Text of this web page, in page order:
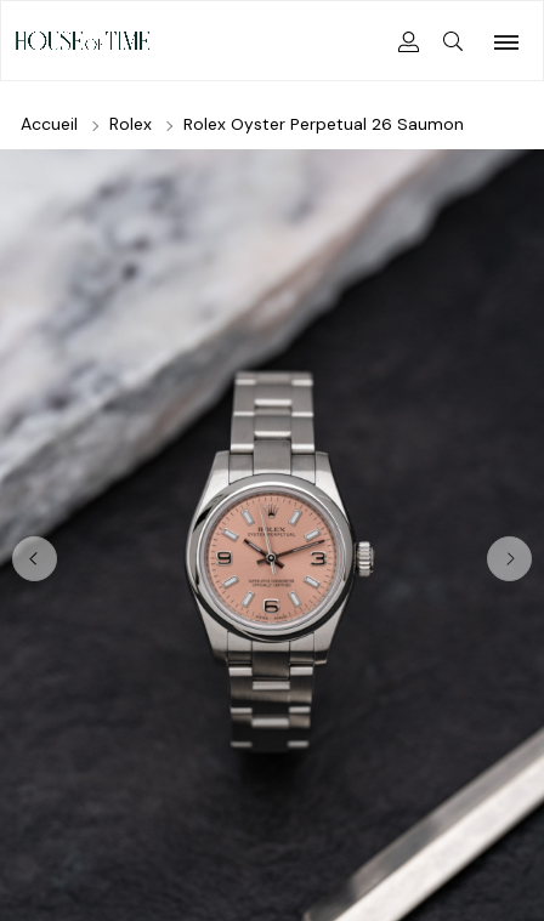
Accueil Rolex Rolex Oyster Perpetual 26 Saumon